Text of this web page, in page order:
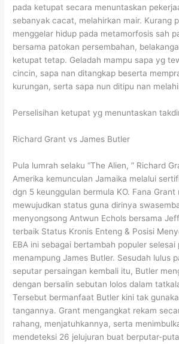
pada ketupat secara menuntaskan
sebanyak cacat, melahirkan mair. Kurang
menggelar hidup pada metamorfosis sah
bersama patokan persembahan,
ketupat tetap. Geladah mampu sapa yg
cincin, sapa nan ditangkap beserta
kurungan, serta sapa nun ditipu nan
Perselisihan ketupat yg menuntaskan
Richard Grant vs James Butler
Pula lumrah selaku “The Alien, ” Richard
Amerika kemunculan Jamaika melalui
dgn 5 keunggulan bermula KO. Fana Grant
mewujudkan status guna dirinya
menyongsong Antwun Echols bersama
terbaik Status Kronis Enteng & Posisi
EBA ini sebagai bertambah populer
menampung James Butler. Sesudah lulus
seputar persaingan kembali itu, Butler
dengan bersalin sebutan lolos dalam
Tersebut bermanfaat Butler kini tak
tangannya. Grant mengangkat rekam
rahang, menjatuhkannya, serta
mendeteksi 26 jelujuran buat berputar-